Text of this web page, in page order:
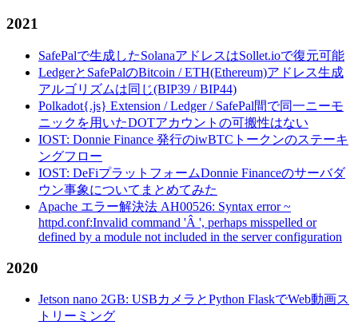
2021
SafePalで生成したSolanaアドレスはSollet.ioで復元可能
LedgerとSafePalのBitcoin / ETH(Ethereum)アドレス生成
アルゴリズムは同じ(BIP39 / BIP44)
Polkadot{.js} Extension / Ledger / SafePal間で同一ニーモ
ニックを用いたDOTアカウントの可搬性はない
IOST: Donnie Finance 発行のiwBTCトークンのステーキ
ングフロー
IOST: DeFiプラットフォームDonnie Financeのサーバダ
ウン事象についてまとめてみた
Apache エラー解決法 AH00526: Syntax error ~
httpd.conf:Invalid command 'Â ', perhaps misspelled or
defined by a module not included in the server configuration
2020
Jetson nano 2GB: USBカメラとPython FlaskでWeb動画ス
トリーミング